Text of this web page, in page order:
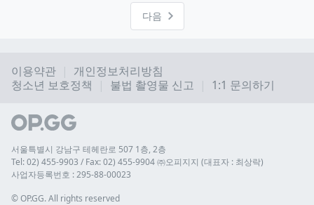
다음
이용약관
개인정보처리방침
청소년 보호정책
불법 촬영물 신고 1:1 문의하기
서울특별시 강남구 테헤란로 507 1층, 2층
Tel: 02) 455-9903 / Fax: 02) 455-9904 ㈜오피지지 (대표자 : 최상락)
사업자등록번호 : 295-88-00023
© OP.GG. All rights reserved